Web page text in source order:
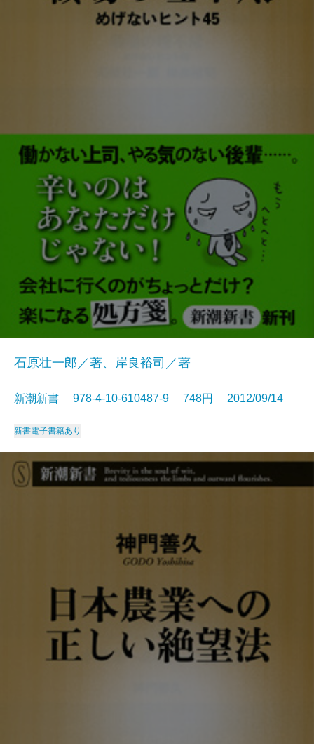
石原壮一郎／著、岸良裕司／著
新潮新書 978-4-10-610487-9 748円 2012/09/14
新書電子書籍あり